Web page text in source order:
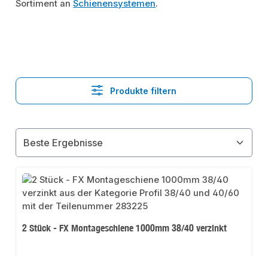
Sortiment anSchienensystemen.
Produkte filtern
2 Stück - FX Montageschiene 1000mm 38/40 verzinkt